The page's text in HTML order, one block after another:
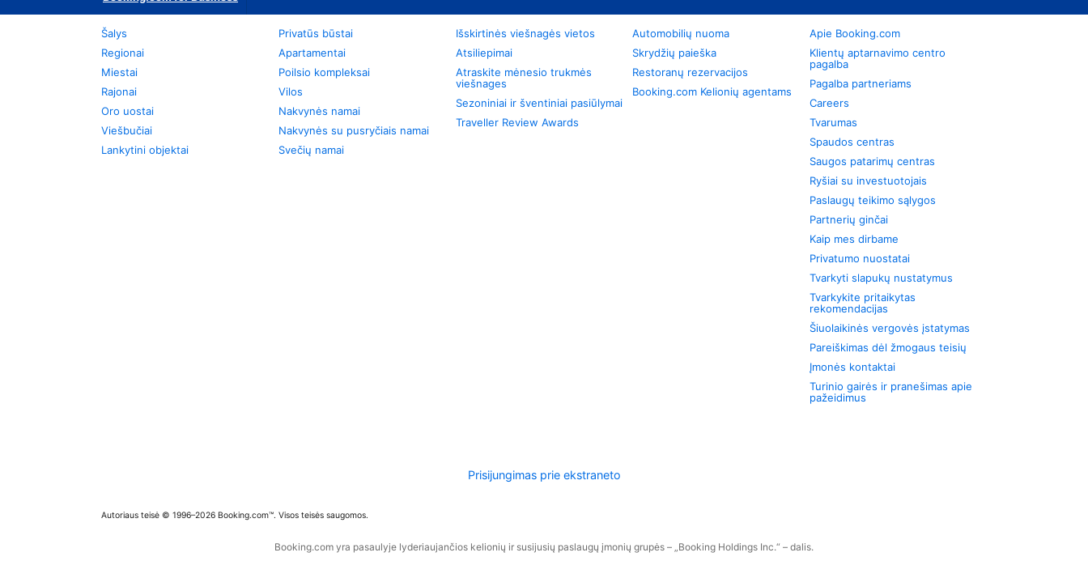
Šalys
Regionai
Miestai
Rajonai
Oro uostai
Viešbučiai
Lankytini objektai
Privatūs būstai
Apartamentai
Poilsio kompleksai
Vilos
Nakvynės namai
Nakvynės su pusryčiais namai
Svečių namai
Išskirtinės viešnagės vietos
Atsiliepimai
Atraskite mėnesio trukmės
viešnages
Sezoniniai ir šventiniai pasiūlymai
Traveller Review Awards
Automobilių nuoma
Skrydžių paieška
Restoranų rezervacijos
Booking.com Kelionių agentams
Apie Booking.com
Klientų aptarnavimo centro
pagalba
Pagalba partneriams
Careers
Tvarumas
Spaudos centras
Saugos patarimų centras
Ryšiai su investuotojais
Paslaugų teikimo sąlygos
Partnerių ginčai
Kaip mes dirbame
Privatumo nuostatai
Tvarkyti slapukų nustatymus
Tvarkykite pritaikytas
rekomendacijas
Šiuolaikinės vergovės įstatymas
Pareiškimas dėl žmogaus teisių
Įmonės kontaktai
Turinio gairės ir pranešimas apie
pažeidimus
Prisijungimas prie ekstraneto
Autoriaus teisė © 1996–2026 Booking.com™. Visos teisės saugomos.
Booking.com yra pasaulyje lyderiaujančios kelionių ir susijusių paslaugų įmonių grupės – „Booking Holdings Inc.“ – dalis.